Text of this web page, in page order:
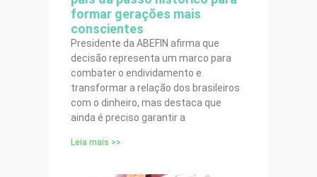
formar gerações mais
conscientes
Presidente da ABEFIN afirma que
decisão representa um marco para
combater o endividamento e
transformar a relação dos brasileiros
com o dinheiro, mas destaca que
ainda é preciso garantir a
Leia mais >>